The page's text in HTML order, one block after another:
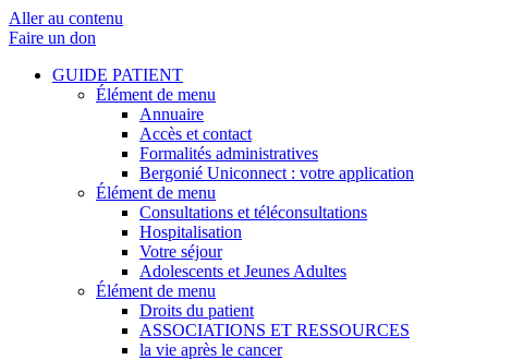
Aller au contenu
Faire un don
GUIDE PATIENT
Élément de menu
Annuaire
Accès et contact
Formalités administratives
Bergonié Uniconnect : votre application
Élément de menu
Consultations et téléconsultations
Hospitalisation
Votre séjour
Adolescents et Jeunes Adultes
Élément de menu
Droits du patient
ASSOCIATIONS ET RESSOURCES
la vie après le cancer